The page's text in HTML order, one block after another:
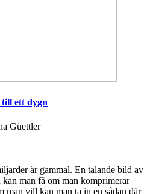
ett dygn
Güettler
år gammal. En talande bild av
man få om man komprimerar
man vill kan man ta in en sådan där